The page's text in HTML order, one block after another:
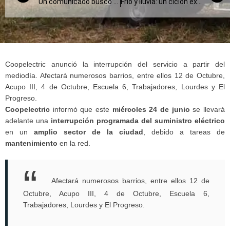
Coopelectric anunció la interrupción del servicio a partir del
mediodía. Afectará numerosos barrios, entre ellos 12 de Octubre,
Acupo III, 4 de Octubre, Escuela 6, Trabajadores, Lourdes y El
Progreso.
Coopelectric informó que este miércoles 24 de juniose llevará
adelante una interrupción programada del suministro eléctrico
en un amplio sector de la ciudad , debido a tareas de
mantenimiento en la red.
Afectará numerosos barrios, entre ellos 12 de
Octubre, Acupo III, 4 de Octubre, Escuela 6,
Trabajadores, Lourdes y El Progreso.